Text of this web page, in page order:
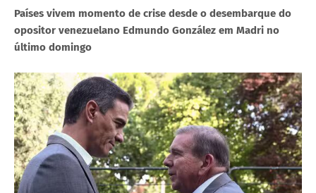
Países vivem momento de crise desde o desembarque do
opositor venezuelano Edmundo González em Madri no
último domingo